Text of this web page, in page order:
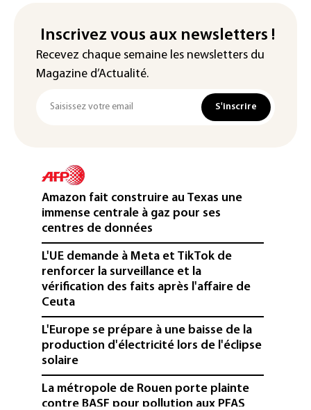
Inscrivez vous aux newsletters !
Recevez chaque semaine les newsletters du
Magazine d’Actualité.
S'inscrire
Amazon fait construire au Texas une
immense centrale à gaz pour ses
centres de données
L'UE demande à Meta et TikTok de
renforcer la surveillance et la
vérification des faits après l'affaire de
Ceuta
L'Europe se prépare à une baisse de la
production d'électricité lors de l'éclipse
solaire
La métropole de Rouen porte plainte
contre BASF pour pollution aux PFAS